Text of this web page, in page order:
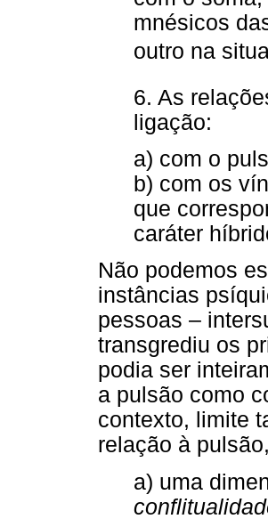
mnésicos
outro na
6. As
ligação:
a) com o
b) com os
que
caráter
Não podemos
instâncias
pessoas –
transgrediu os
podia ser
a pulsão como
contexto, limite
relação à
a) uma